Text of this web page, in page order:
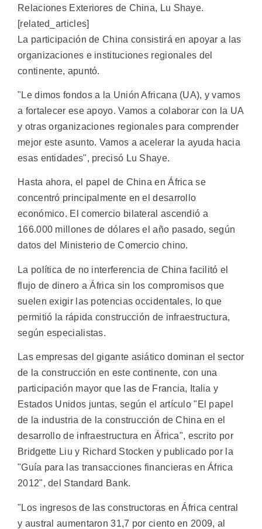
Relaciones Exteriores de China, Lu Shaye.
[related_articles]
La participación de China consistirá en apoyar a las
organizaciones e instituciones regionales del
continente, apuntó.
"Le dimos fondos a la Unión Africana (UA), y vamos
a fortalecer ese apoyo. Vamos a colaborar con la UA
y otras organizaciones regionales para comprender
mejor este asunto. Vamos a acelerar la ayuda hacia
esas entidades", precisó Lu Shaye.
Hasta ahora, el papel de China en África se
concentró principalmente en el desarrollo
económico. El comercio bilateral ascendió a
166.000 millones de dólares el año pasado, según
datos del Ministerio de Comercio chino.
La política de no interferencia de China facilitó el
flujo de dinero a África sin los compromisos que
suelen exigir las potencias occidentales, lo que
permitió la rápida construcción de infraestructura,
según especialistas.
Las empresas del gigante asiático dominan el sector
de la construcción en este continente, con una
participación mayor que las de Francia, Italia y
Estados Unidos juntas, según el artículo "El papel
de la industria de la construcción de China en el
desarrollo de infraestructura en África", escrito por
Bridgette Liu y Richard Stocken y publicado por la
"Guía para las transacciones financieras en África
2012", del Standard Bank.
"Los ingresos de las constructoras en África central
y austral aumentaron 31,7 por ciento en 2009, al